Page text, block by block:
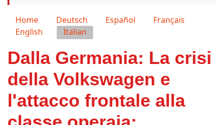
Seleziona la tua lingua
Home Deutsch Español
Français
English
Italian
Dalla Germania: La crisi
della Volkswagen e
l'attacco frontale alla